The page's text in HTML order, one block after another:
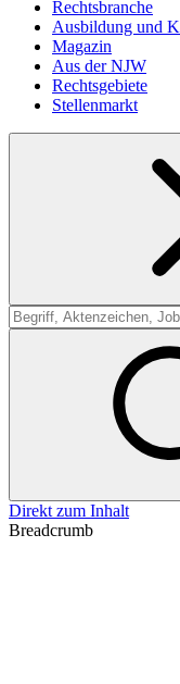
Rechtsbranche
Ausbildung und
Magazin
Aus der NJW
Rechtsgebiete
Stellenmarkt
Suche
Direkt zum Inhalt
Breadcrumb